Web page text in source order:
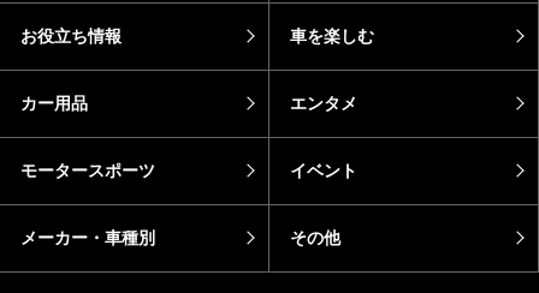
お役立ち情報 車を楽しむ
カー用品 エンタメ
モータースポーツ イベント
メーカー・車種別 その他